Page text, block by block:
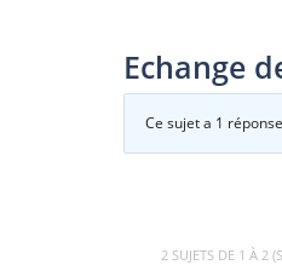
Echange
Ce sujet a 1
2 SUJETS DE 1 À 2